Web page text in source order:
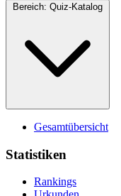
Bereich: Quiz-Katalog
Gesamtübersicht
Statistiken
Rankings